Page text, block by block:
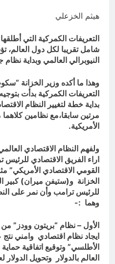
هيثم الخزعلي
التعريفات الكمركية التي
شامل تقريبا لكل دول العالم،
النيوبرالي العالمي وبداية نظام
وهذا ما أكده وزير الخزانة
التعريفات الكمركية بدأت بتوجيه
بداية خطة لتغيير النظام
مرتين سابقا،مع نظامين
الأمريكية.
ولفهم النظام الاقتصادي
اراء الفريق الاقتصادي للرئيس
القومي الاقتصادي
الخزانة و(ستيفن ميران) كبير
للرئيس ترامب وأن نمر على
وهما :-
ايجاد نظام اقتصادي وامني
الأطلسي” وتوقيع اتفاقية
العالم بالدولار وتحويل